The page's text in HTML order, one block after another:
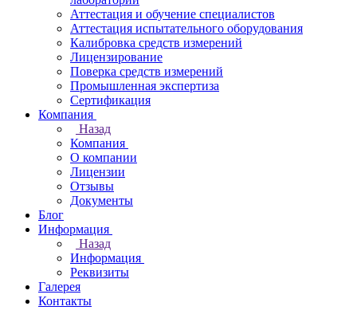
Аттестация и обучение специалистов
Аттестация испытательного оборудования
Калибровка средств измерений
Лицензирование
Поверка средств измерений
Промышленная экспертиза
Сертификация
Компания
Назад
Компания
О компании
Лицензии
Отзывы
Документы
Блог
Информация
Назад
Информация
Реквизиты
Галерея
Контакты